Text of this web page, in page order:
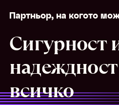
Партньор, на когото
Сигурност
всичко